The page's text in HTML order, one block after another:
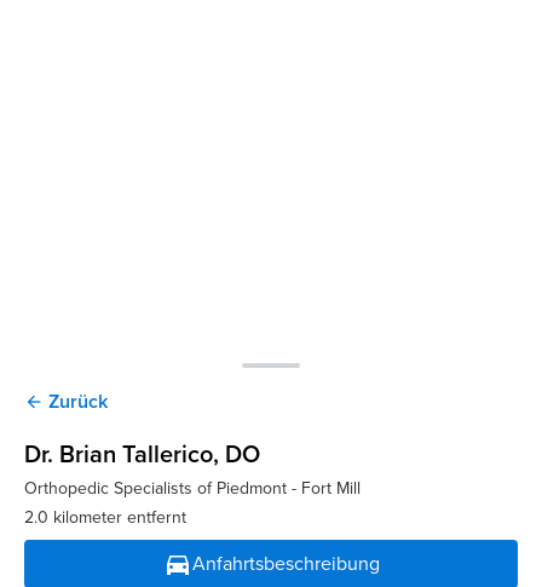
arrow_back Zurück
Dr. Brian Tallerico, DO
Orthopedic Specialists of Piedmont - Fort Mill
2.0 kilometer entfernt
directions_carAnfahrtsbeschreibung